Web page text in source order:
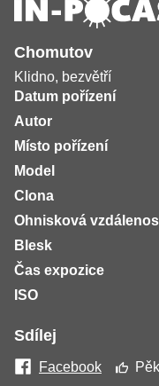
Chomutov
Klidno, bezvětří
Datum pořízení
Autor
Místo pořízení
Model
Clona
Ohnisková
Blesk
Čas expozice
ISO
Sdílej
Facebook